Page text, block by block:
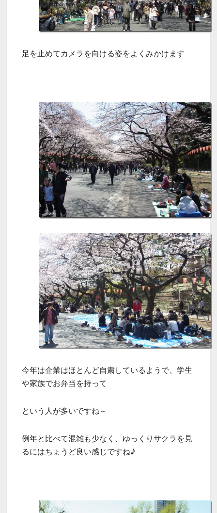
足を止めてカメラを向ける姿をよくみかけます
今年は企業はほとんど自粛しているようで、学生
や家族でお弁当を持って
という人が多いですね～
例年と比べて混雑も少なく、ゆっくりサクラを見
るにはちょうど良い感じですね♪